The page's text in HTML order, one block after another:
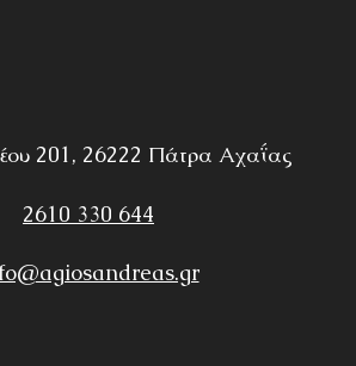
201, 26222 Πάτρα Αχαΐας
2610 330 644